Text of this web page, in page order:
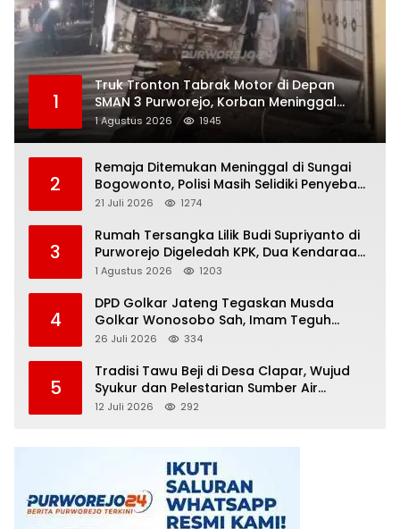
1
Truk Tronton Tabrak Motor di Depan
SMAN 3 Purworejo, Korban Meninggal
Dunia, Polisi Masih Selidiki Penyebab
1 Agustus 2026 1945
2
Remaja Ditemukan Meninggal di Sungai
Bogowonto, Polisi Masih Selidiki Penyebab
Kematian
21 Juli 2026 1274
3
Rumah Tersangka Lilik Budi Supriyanto di
Purworejo Digeledah KPK, Dua Kendaraan
Diamankan
1 Agustus 2026 1203
4
DPD Golkar Jateng Tegaskan Musda
Golkar Wonosobo Sah, Imam Teguh
Purnomo Terpilih Secara Aklamasi
26 Juli 2026 334
5
Tradisi Tawu Beji di Desa Clapar, Wujud
Syukur dan Pelestarian Sumber Air
Kehidupan yang Tak Pernah Kering
12 Juli 2026 292